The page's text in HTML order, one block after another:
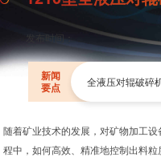
发布时间：
新闻
要点
全液压对辊破碎
随着矿业技术的发展，对矿物加工
程中，如何高效、精准地控制出料